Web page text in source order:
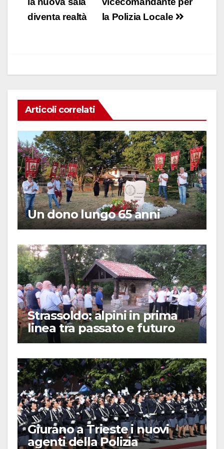
b
A
dI
vi
articoli
la Polizia Locale
diventa realtà
Articoli correlati
Un dono lungo 65 anni
Strassoldo: alpini in prima
linea tra passato e futuro
Giurano a Trieste i nuovi
agenti della Polizia